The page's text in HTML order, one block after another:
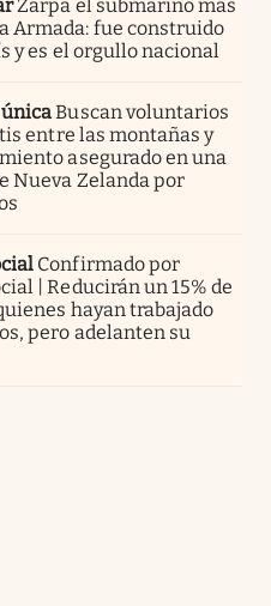
Zarpa el submarino más
Armada: fue construido
y es el orgullo nacional
Buscan voluntarios
entre las montañas y
asegurado en una
Nueva Zelanda por
Confirmado por
| Reducirán un 15% de
hayan trabajado
pero adelanten su